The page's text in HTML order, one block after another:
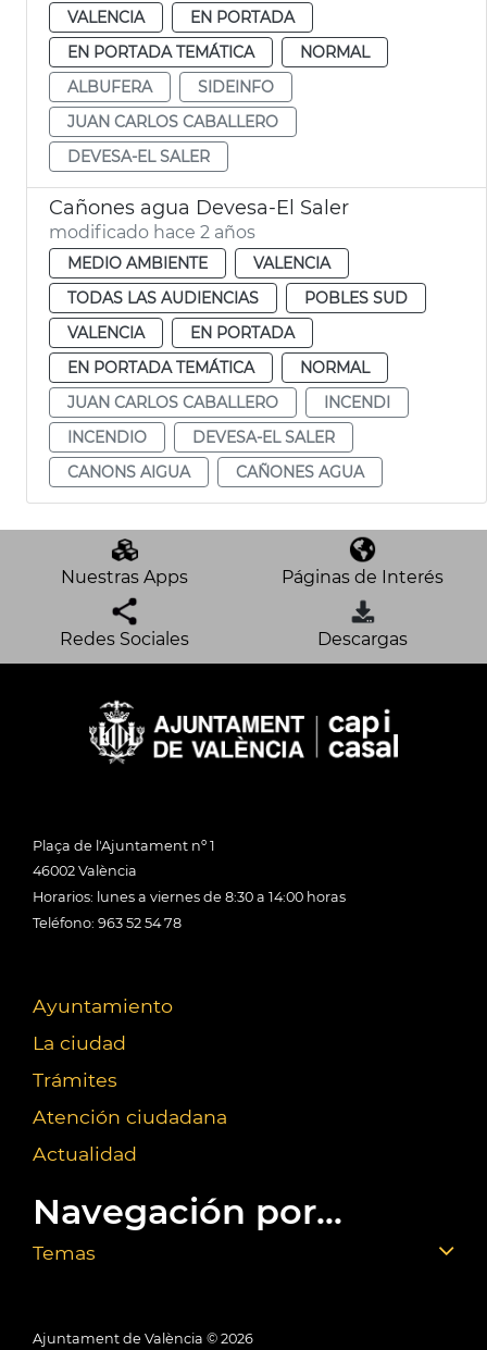
VALENCIA
EN PORTADA
EN PORTADA TEMÁTICA
NORMAL
ALBUFERA
SIDEINFO
JUAN CARLOS CABALLERO
DEVESA-EL SALER
Cañones agua Devesa-El Saler
modificado hace 2 años
MEDIO AMBIENTE
VALENCIA
TODAS LAS AUDIENCIAS
POBLES SUD
VALENCIA
EN PORTADA
EN PORTADA TEMÁTICA
NORMAL
JUAN CARLOS CABALLERO
INCENDI
INCENDIO
DEVESA-EL SALER
CANONS AIGUA
CAÑONES AGUA
Nuestras Apps Páginas de Interés
Redes Sociales Descargas
Plaça de l'Ajuntament nº 1
46002 València
Horarios: lunes a viernes de 8:30 a 14:00 horas
Teléfono: 963 52 54 78
Ayuntamiento
La ciudad
Trámites
Atención ciudadana
Actualidad
Navegación por...
Temas
Ajuntament de València © 2026